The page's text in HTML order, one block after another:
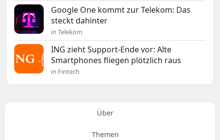
Google One kommt zur Telekom: Das
steckt dahinter
in Telekom
ING zieht Support-Ende vor: Alte
Smartphones fliegen plötzlich raus
in Fintech
Über
Themen